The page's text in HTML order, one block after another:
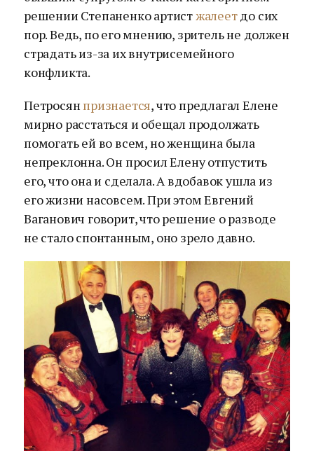
решении Степаненко артистжалеет до сих
пор. Ведь, по его мнению, зритель не должен
страдать из-за их внутрисемейного
конфликта.
Петросян признается, что предлагал Елене
мирно расстаться и обещал продолжать
помогать ей во всем, но женщина была
непреклонна. Он просил Елену отпустить
его, что она и сделала. А вдобавок ушла из
его жизни насовсем. При этом Евгений
Ваганович говорит, что решение о разводе
не стало спонтанным, оно зрело давно.